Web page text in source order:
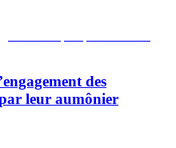
des
leur aumônier